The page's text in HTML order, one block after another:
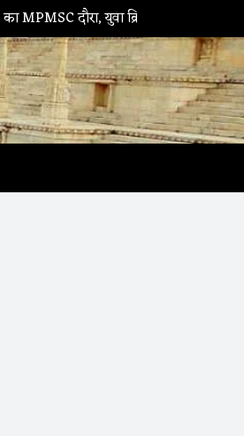
दौरा, युवा क्रिकेटरों को दिए सफलता के